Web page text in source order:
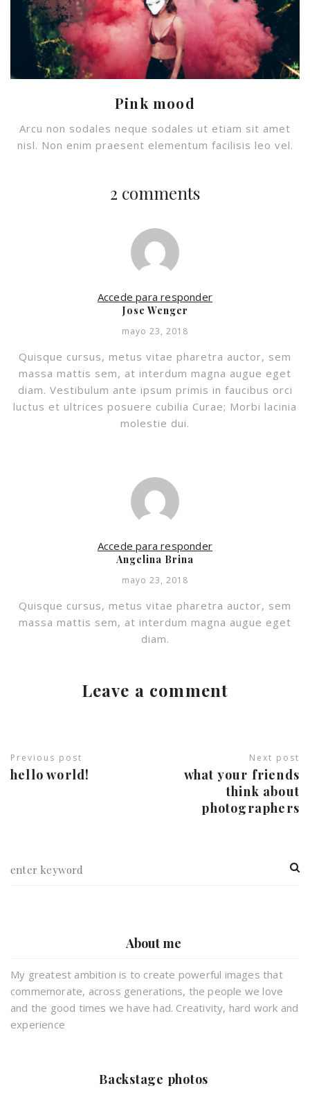
Pink mood
Arcu non sodales neque sodales ut etiam sit amet
nisl. Non enim praesent elementum facilisis leo vel.
2 comments
Jose Wenger
mayo 23, 2018
Accede para responder
Quisque cursus, metus vitae pharetra auctor, sem
massa mattis sem, at interdum magna augue eget
diam. Vestibulum ante ipsum primis in faucibus orci
luctus et ultrices posuere cubilia Curae; Morbi lacinia
molestie dui.
Angelina Brina
mayo 23, 2018
Accede para responder
Quisque cursus, metus vitae pharetra auctor, sem
massa mattis sem, at interdum magna augue eget
diam.
Leave a comment
Previous post
hello world!
Next post
what your friends
think about
photographers
About me
My greatest ambition is to create powerful images that
commemorate, across generations, the people we love
and the good times we have had. Creativity, hard work and
experience
Backstage photos